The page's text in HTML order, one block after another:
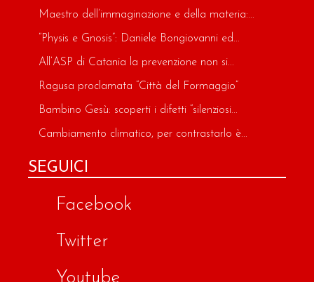
Maestro dell’immaginazione e della materia:...
“Physis e Gnosis”: Daniele Bongiovanni ed...
All’ASP di Catania la prevenzione non si...
Ragusa proclamata “Città del Formaggio”
Bambino Gesù: scoperti i difetti “silenziosi...
Cambiamento climatico, per contrastarlo è...
SEGUICI
Facebook
Twitter